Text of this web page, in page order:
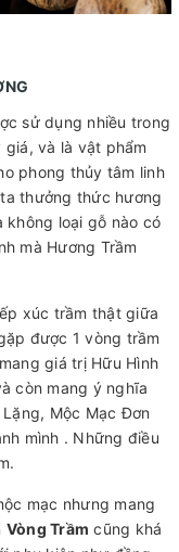
sử dụng nhiều trong
và là vật phẩm
phong thủy tâm linh
thưởng thức hương
không loại gỗ nào có
mà Hương Trầm
xúc trầm thật giữa
được 1 vòng trầm
giá trị Hữu Hình
còn mang ý nghĩa
Mộc Mạc Đơn
mình . Những điều
mạc nhưng mang
Vòng Trầm cũng khá